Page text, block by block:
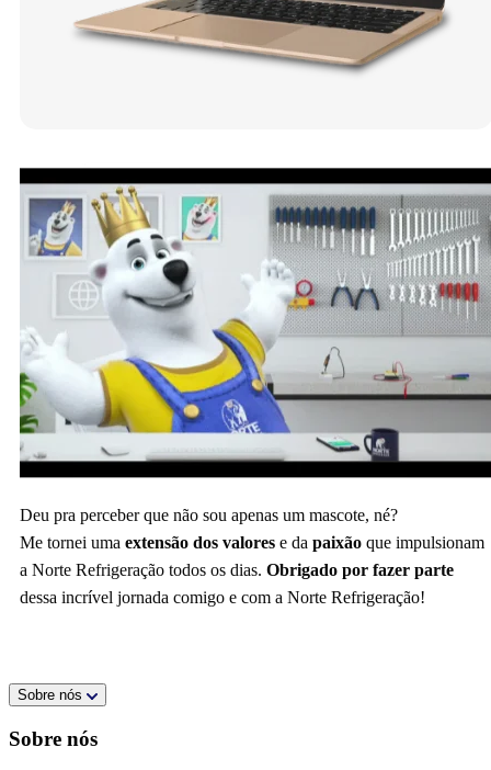
Deu pra perceber que não sou apenas um mascote, né?
Me tornei uma extensão dos valores e da paixão que impulsionam
a Norte Refrigeração todos os dias. Obrigado por fazer parte
dessa incrível jornada comigo e com a Norte Refrigeração!
Sobre nós
Sobre nós